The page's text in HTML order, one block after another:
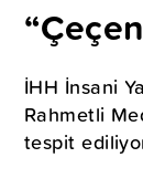
İHH İnsani
Rahmetli
tespit